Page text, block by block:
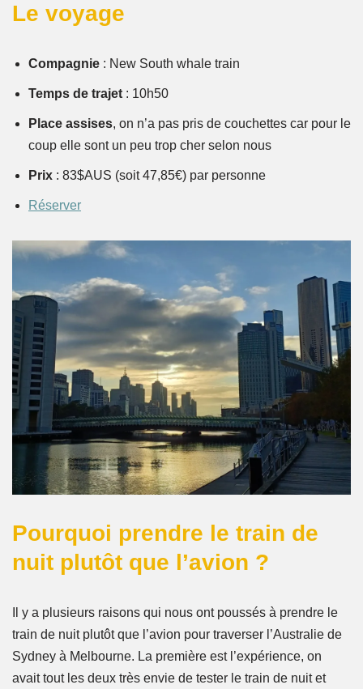
Le voyage
Compagnie : New South whale train
Temps de trajet : 10h50
Place assises, on n’a pas pris de couchettes car pour le
coup elle sont un peu trop cher selon nous
Prix : 83$AUS (soit 47,85€) par personne
Réserver
Pourquoi prendre le train de
nuit plutôt que l’avion ?
Il y a plusieurs raisons qui nous ont poussés à prendre le
train de nuit plutôt que l’avion pour traverser l’Australie de
Sydney à Melbourne. La première est l’expérience, on
avait tout les deux très envie de tester le train de nuit et